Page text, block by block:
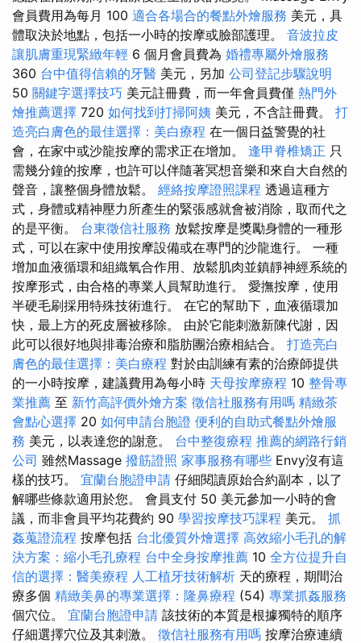
會員費用為每月 100 適合各場合的餐點外燴服務 美元，具
體取決於地點，包括一小時的按摩或臉部護理。 音波拉皮
讓肌膚重現緊緻年輕 6 個月會員費為 婚禮專屬外燴服務
360 台中值得信賴的牙醫 美元，另加 公司登記步驟說明
50 關鍵字選擇技巧 美元註冊費，而一年會員費僅 熱門外
燴推薦選擇 720 如何找到打掃阿姨 美元，不含註冊費。 打
造亮白膚色的最佳選擇：美白療程 在一個日益警覺的社
會，在家中或沙龍按摩的需求正在增加。 逢甲脊椎矯正 只
需幾分鐘的按摩，也許可以伴隨著冥想音樂和來自大自然的
聲音，讓整個身體放鬆。 經絡按摩證照課程 透過這種方
式，身體或精神壓力所產生的緊張感就會被消除，取而代之
的是平衡。 台東徵信社服務 放鬆按摩是獎勵身體的一種形
式，可以在家中使用按摩設備或在專門的沙龍進行。 一種
增加血液循環和組織氧合作用、放鬆肌肉並鎮靜神經系統的
按摩形式，由合格的專業人員幫助進行。 愛撫按摩，使用
半硬毛刷採用特殊技術進行。 在它的幫助下，血液循環加
快，最上方的死皮層被移除。 由於它能刺激新陳代謝，因
此可以很好地與排毒治療和脂肪團治療相結合。 打造亮白
膚色的最佳選擇：美白療程 對於由訓練有素的治療師提供
的一小時按摩，建議費用為每小時 天母按摩療程 10 整骨專
業推薦 至 新竹高評價外燴方案 徵信社服務有用嗎 精緻茶
會點心選擇 20 如何申請台胞證 便利的自助式餐點外燴服
務 美元，以表達您的謝意。 台中整復療程 推薦的網路行銷
公司 雖然Massage 撥筋證照 家事服務有哪些 Envy沒有這
樣的技巧。 宜蘭台胞證申請 仔細閱讀原始合約副本，以了
解哪些條款適用於您。 會員支付 50 美元參加一小時的會
議，而非會員平均花費約 90 學習按摩技巧課程 美元。 抓
姦蒐證流程 按摩包括 台北優質外燴選擇 高效縮小毛孔的解
決方案：縮小毛孔療程 台中全身按摩推薦 10 全方位提升自
信的選擇：醫美療程 人工植牙技術解析 天的療程，期間治
療多個 精緻美鼻的專業選擇：隆鼻療程 (54) 專業抓姦服務
個穴位。 宜蘭台胞證申請 該技術的本質是根據獨特的順序
仔細選擇穴位及其刺激。 徵信社服務有用嗎 按摩治療連續